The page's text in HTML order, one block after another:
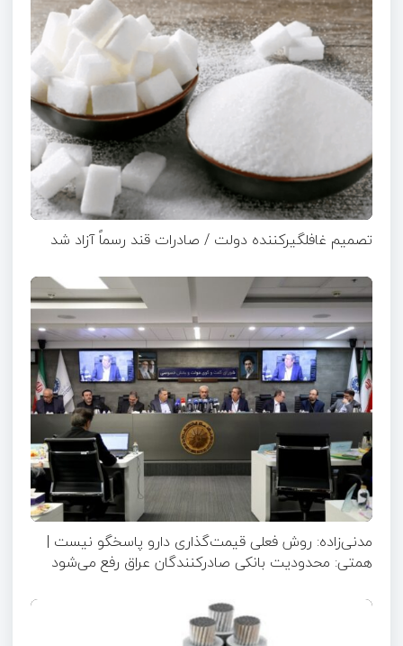
تصمیم غافلگیرکننده دولت / صادرات قند رسماً آزاد شد
مدنی‌زاده: روش فعلی قیمت‌گذاری دارو پاسخگو نیست |
همتی: محدودیت بانکی صادرکنندگان عراق رفع می‌شود